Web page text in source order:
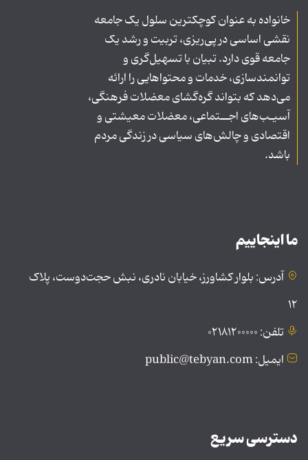
خانواده به عنوان کوچکترین سلول یک جامعه
نقشی اساسی در پی‌ریزی، تربیت و رشد یک
جامعه قوی دارد. تبیان با تسهیل‌گری و
توانمندسازی، خدمات و محتواهایی را ارائه
می‌دهد که بتواند گره‌گشای معضلات فرهنگی،
آسیـب‌های اجــتماعی، معضلات معیشتی و
اقتصادی و چالش‌های سیاسی در زندگی مردم
باشد.
ما اینجاییم
آدرس: بلوار کشاورز، خیابان نادری، نبش حجت‌دوست، پلاک
۱۲
تلفن: ۰۲۱۸۱۲۰۰۰۰۰
ایمیل: public@tebyan.com
دسترسی سریع